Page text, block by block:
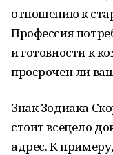
отношению к
Профессия
и готовности к
просрочен ли
Знак Зодиака
стоит всецело
адрес. К